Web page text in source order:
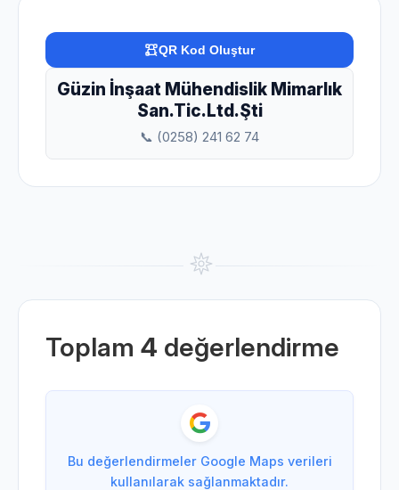
QR Kod Oluştur
Güzin İnşaat Mühendislik Mimarlık
San.Tic.Ltd.Şti
📞 (0258) 241 62 74
Toplam 4 değerlendirme
Bu değerlendirmeler Google Maps verileri
kullanılarak sağlanmaktadır.